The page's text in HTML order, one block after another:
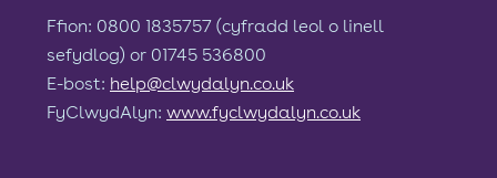
Ffion: 0800 1835757 (cyfradd leol o linell
sefydlog) or 01745 536800
E-bost: help@clwydalyn.co.uk
FyClwydAlyn: www.fyclwydalyn.co.uk